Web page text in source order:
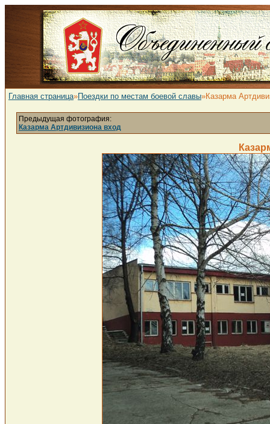
Главная страница»Поездки по местам боевой славы»Казарма
Предыдущая фотография:
Казарма Артдивизиона вход